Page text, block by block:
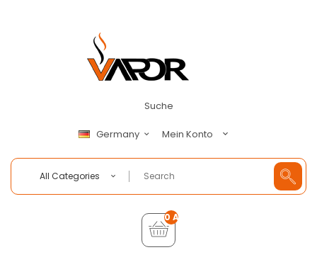
Suche
Germany Mein Konto
All Categories
0 Artikel - €0,00